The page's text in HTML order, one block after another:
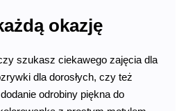
okazję
szukasz ciekawego zajęcia dla
dla dorosłych, czy też
odrobiny piękna do